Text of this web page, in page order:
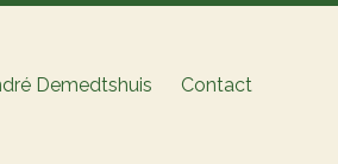
Demedtshuis Contact